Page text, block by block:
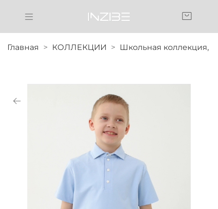
Главная КОЛЛЕКЦИИ Школьная коллекция,